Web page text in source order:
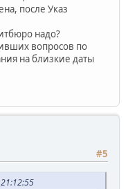
после Указ
надо?
вопросов по
на близкие даты
#5